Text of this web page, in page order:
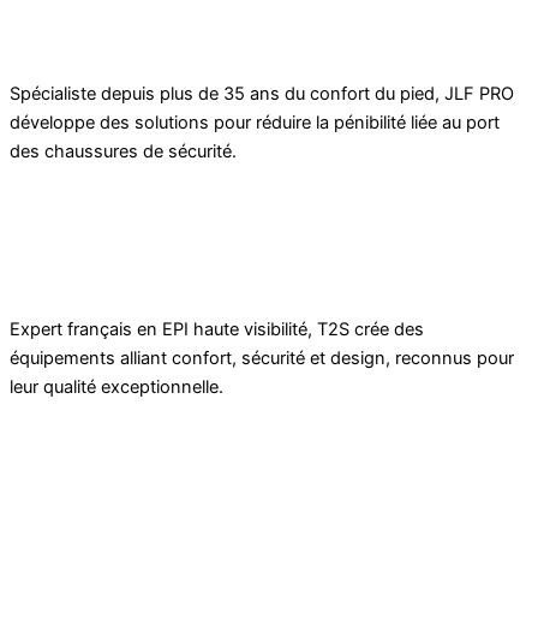
Spécialiste depuis plus de 35 ans du confort du pied, JLF PRO
développe des solutions pour réduire la pénibilité liée au port
des chaussures de sécurité.
Expert français en EPI haute visibilité, T2S crée des
équipements alliant confort, sécurité et design, reconnus pour
leur qualité exceptionnelle.